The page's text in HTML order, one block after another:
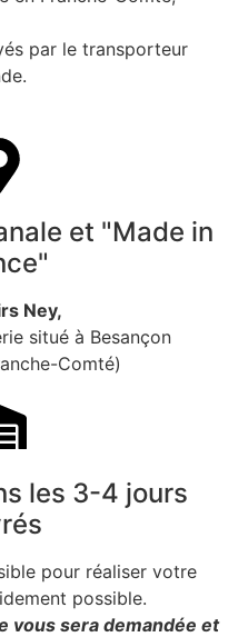
par le transporteur
et "Made in
Ney,
situé à Besançon
Comté)
les 3-4 jours
pour réaliser votre
possible.
vous sera demandée et